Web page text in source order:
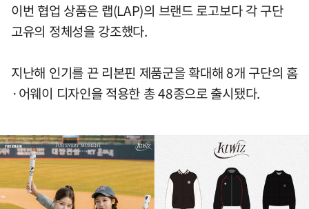
이번 협업 상품은 랩(LAP)의 브랜드 로고보다 각 구단
고유의 정체성을 강조했다.
지난해 인기를 끈 리본핀 제품군을 확대해 8개 구단의 홈
·어웨이 디자인을 적용한 총 48종으로 출시됐다.